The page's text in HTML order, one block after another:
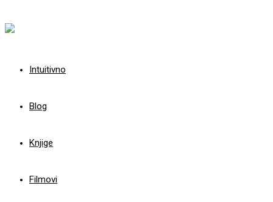
Intuitivno
Blog
Knjige
Filmovi